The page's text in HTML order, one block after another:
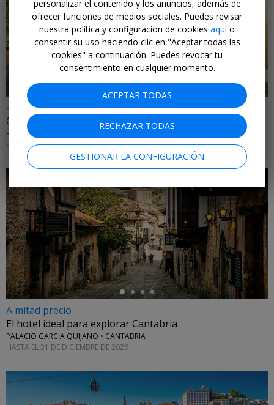
←
-25%
Oasis de relax frente a lago en el Prepirineo catalán
HOTEL TERRADETS • CATALUÑA
HASTA EL 31 DE AGOSTO DE 2026
←
A mitad precio
El hotel ideal para explorar Cantabria
PALACIO GARCIA QUIJANO • CANTABRIA
HASTA EL 31 DE DICIEMBRE DE 2026
personalizar el contenido y los anuncios, además de
ofrecer funciones de medios sociales. Puedes revisar
nuestra política y configuración de cookies aquío
consentir su uso haciendo clic en "Aceptar todas las
cookies" a continuación. Puedes revocar tu
consentimiento en cualquier momento.
ACEPTAR TODAS
RECHAZAR TODAS
GESTIONAR LA CONFIGURACIÓN